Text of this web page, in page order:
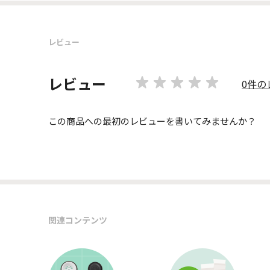
レビュー
レビュー 0件の
この商品への最初のレビューを書いてみませんか？
関連コンテンツ